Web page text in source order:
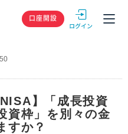
GMOクリック
口座開設
】「成長投資
資枠」を別々の金
すか？